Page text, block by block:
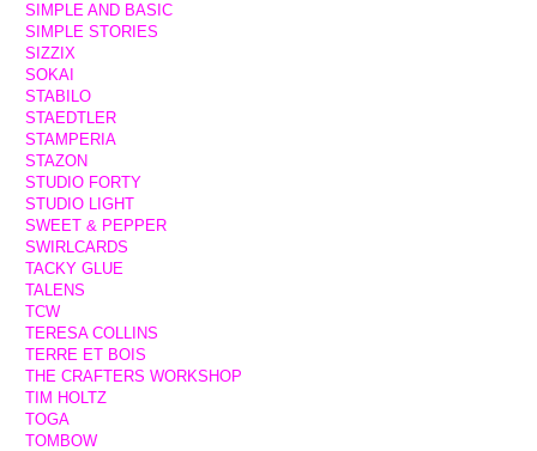
SIMPLE AND BASIC
SIMPLE STORIES
SIZZIX
SOKAI
STABILO
STAEDTLER
STAMPERIA
STAZON
STUDIO FORTY
STUDIO LIGHT
SWEET & PEPPER
SWIRLCARDS
TACKY GLUE
TALENS
TCW
TERESA COLLINS
TERRE ET BOIS
THE CRAFTERS WORKSHOP
TIM HOLTZ
TOGA
TOMBOW